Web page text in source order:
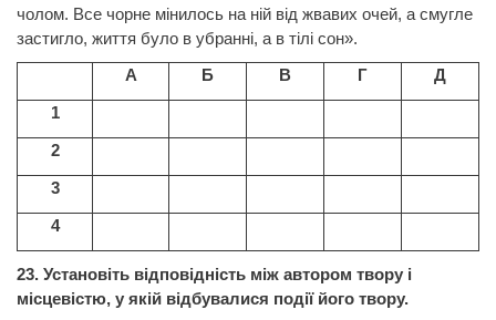
чолом. Все чорне мінилось на ній від жвавих очей, а смугле
застигло, життя було в убранні, а в тілі сон».
А
Б В Г
Д
1
2
3
4
23. Установіть відповідність між автором твору і
місцевістю, у якій відбувалися події його твору.